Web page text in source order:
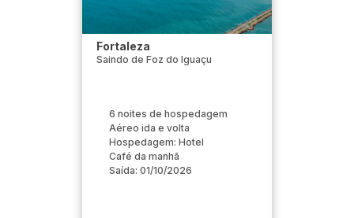
Fortaleza
Saindo de Foz do Iguaçu
6 noites de hospedagem
Aéreo ida e volta
Hospedagem: Hotel
Café da manhã
Saída: 01/10/2026